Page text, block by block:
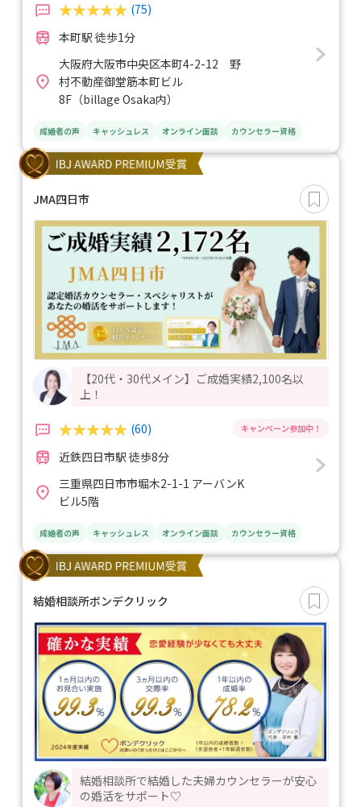
(75)
本町駅 徒歩1分
大阪府大阪市中央区本町4-2-12 野
村不動産御堂筋本町ビル
8F（billage Osaka内）
成婚者の声 キャッシュレス オンライン面談 カウンセラー資格
JMA四日市
【20代・30代メイン】ご成婚実績2,100名以
上！
(60)
近鉄四日市駅 徒歩8分
三重県四日市市堀木2-1-1 アーバンK
ビル5階
成婚者の声 キャッシュレス オンライン面談 カウンセラー資格
結婚相談所ボンデクリック
結婚相談所で結婚した夫婦カウンセラーが安心
の婚活をサポート♡